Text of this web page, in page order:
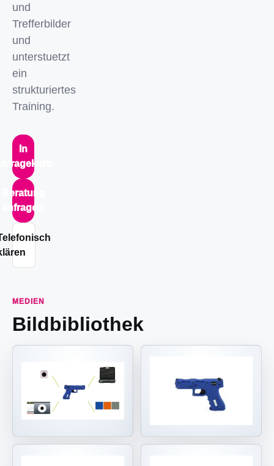
und
Trefferbilder
und
unterstuetzt
ein
strukturiertes
Training.
In
Beratung
anfragen
MEDIEN
Bildbibliothek